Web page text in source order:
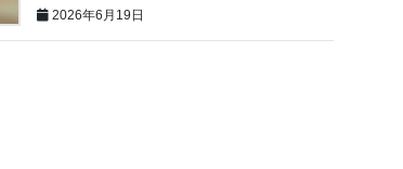
2026年6月19日